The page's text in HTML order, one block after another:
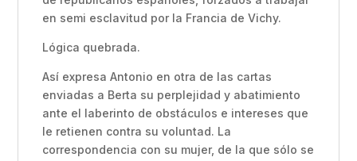
en semi esclavitud por la Francia de Vichy.
Lógica quebrada.
Así expresa Antonio en otra de las cartas
enviadas a Berta su perplejidad y abatimiento
ante el laberinto de obstáculos e intereses que
le retienen contra su voluntad. La
correspondencia con su mujer, de la que sólo se